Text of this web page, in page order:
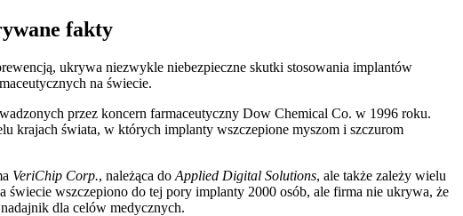
fakty
ukrywa niezwykle niebezpieczne skutki stosowania implantów
na świecie.
przez koncern farmaceutyczny Dow Chemical Co. w 1996 roku.
krajach świata, w których implanty wszczepione myszom i szczurom
VeriChip Corp., należąca do Applied Digital Solutions, ale także zależy wielu
świecie wszczepiono do tej pory implanty 2000 osób, ale firma nie ukrywa, że
dla celów medycznych.